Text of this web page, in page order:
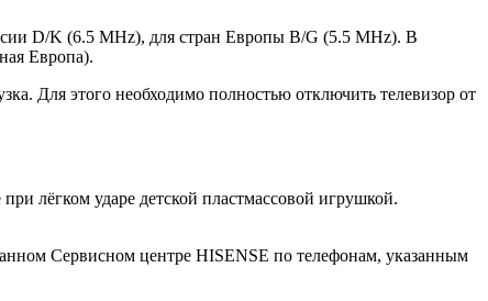
D/K (6.5 MHz), для стран Европы B/G (5.5 MHz). В
Европа).
Для этого необходимо полностью отключить телевизор от
лёгком ударе детской пластмассовой игрушкой.
Сервисном центре HISENSE по телефонам, указанным